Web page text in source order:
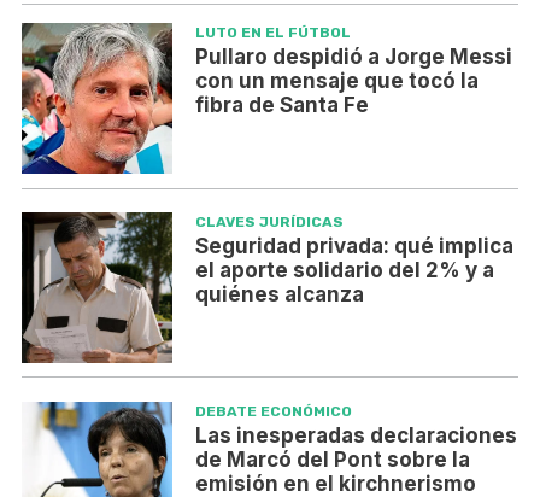
LUTO EN EL FÚTBOL
Pullaro despidió a Jorge Messi
con un mensaje que tocó la
fibra de Santa Fe
CLAVES JURÍDICAS
Seguridad privada: qué implica
el aporte solidario del 2% y a
quiénes alcanza
DEBATE ECONÓMICO
Las inesperadas declaraciones
de Marcó del Pont sobre la
emisión en el kirchnerismo